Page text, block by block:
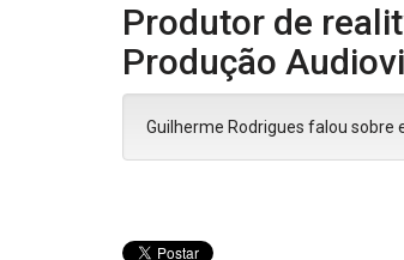
Produtor de
Produção
Guilherme Rodrigues falou sobre